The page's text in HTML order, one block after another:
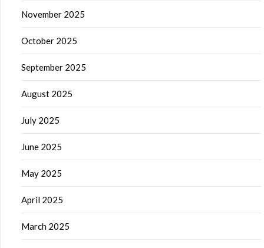
November 2025
October 2025
September 2025
August 2025
July 2025
June 2025
May 2025
April 2025
March 2025